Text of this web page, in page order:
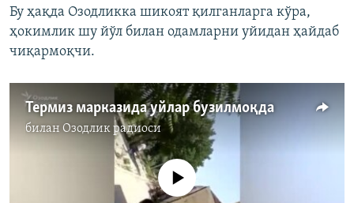
Бу ҳақда Озодликка шикоят қилганларга кўра,
ҳокимлик шу йўл билан одамларни уйидан ҳайдаб
чиқармоқчи.
Термиз марказида уйлар бузилмоқда
билан Озодлик радиоси
Айни дамда медиа-манба мавжуд эмас